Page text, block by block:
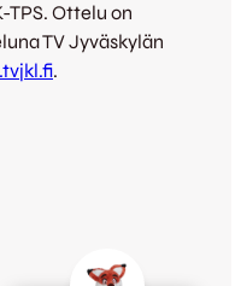
Ottelu on
TV Jyväskylän
.